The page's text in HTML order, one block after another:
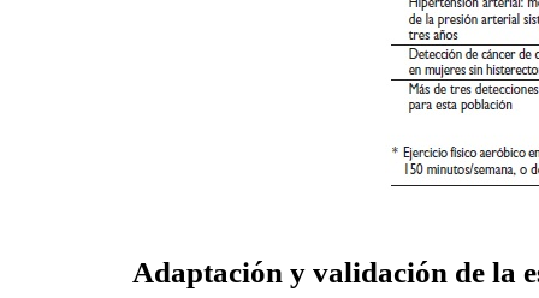
Adaptación y validación de la